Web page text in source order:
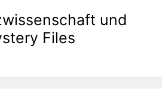
und
Files